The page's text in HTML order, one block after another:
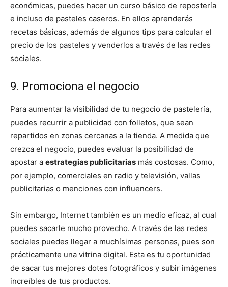
económicas, puedes hacer un curso básico de repostería
e incluso de pasteles caseros. En ellos aprenderás
recetas básicas, además de algunos tips para calcular el
precio de los pasteles y venderlos a través de las redes
sociales.
9. Promociona el negocio
Para aumentar la visibilidad de tu negocio de pastelería,
puedes recurrir a publicidad con folletos, que sean
repartidos en zonas cercanas a la tienda. A medida que
crezca el negocio, puedes evaluar la posibilidad de
apostar a estrategias publicitarias más costosas. Como,
por ejemplo, comerciales en radio y televisión, vallas
publicitarias o menciones con influencers.
Sin embargo, Internet también es un medio eficaz, al cual
puedes sacarle mucho provecho. A través de las redes
sociales puedes llegar a muchísimas personas, pues son
prácticamente una vitrina digital. Esta es tu oportunidad
de sacar tus mejores dotes fotográficos y subir imágenes
increíbles de tus productos.